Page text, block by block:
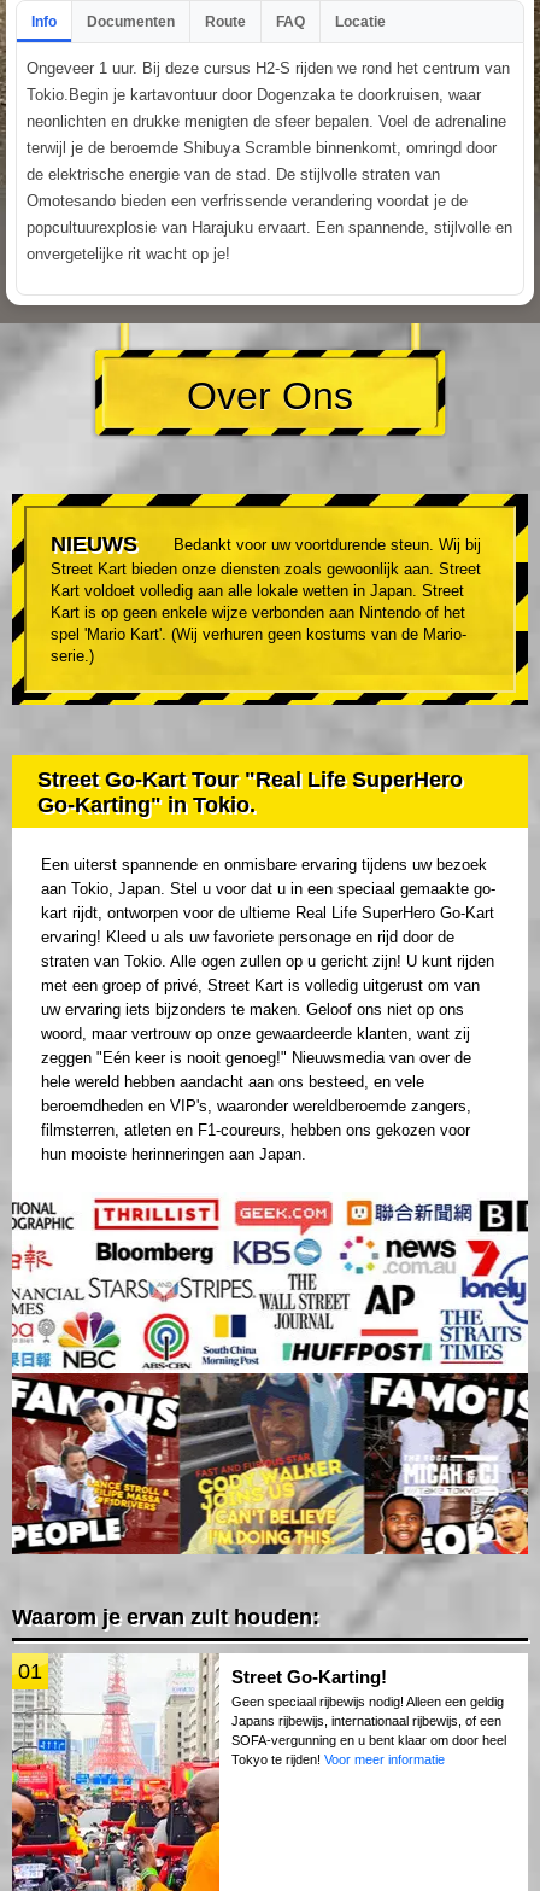
Info Documenten Route FAQ Locatie
Ongeveer 1 uur. Bij deze cursus H2-S rijden we rond het centrum van
Tokio.Begin je kartavontuur door Dogenzaka te doorkruisen, waar
neonlichten en drukke menigten de sfeer bepalen. Voel de adrenaline
terwijl je de beroemde Shibuya Scramble binnenkomt, omringd door
de elektrische energie van de stad. De stijlvolle straten van
Omotesando bieden een verfrissende verandering voordat je de
popcultuurexplosie van Harajuku ervaart. Een spannende, stijlvolle en
onvergetelijke rit wacht op je!
Over Ons
NIEUWS
Bedankt voor uw voortdurende steun. Wij bij
Street Kart bieden onze diensten zoals gewoonlijk aan. Street
Kart voldoet volledig aan alle lokale wetten in Japan. Street
Kart is op geen enkele wijze verbonden aan Nintendo of het
spel 'Mario Kart'. (Wij verhuren geen kostums van de Mario-
serie.)
Street Go-Kart Tour "Real Life SuperHero
Go-Karting" in Tokio.
Een uiterst spannende en onmisbare ervaring tijdens uw bezoek
aan Tokio, Japan. Stel u voor dat u in een speciaal gemaakte go-
kart rijdt, ontworpen voor de ultieme Real Life SuperHero Go-Kart
ervaring! Kleed u als uw favoriete personage en rijd door de
straten van Tokio. Alle ogen zullen op u gericht zijn! U kunt rijden
met een groep of privé, Street Kart is volledig uitgerust om van
uw ervaring iets bijzonders te maken. Geloof ons niet op ons
woord, maar vertrouw op onze gewaardeerde klanten, want zij
zeggen "Eén keer is nooit genoeg!" Nieuwsmedia van over de
hele wereld hebben aandacht aan ons besteed, en vele
beroemdheden en VIP's, waaronder wereldberoemde zangers,
filmsterren, atleten en F1-coureurs, hebben ons gekozen voor
hun mooiste herinneringen aan Japan.
Waarom je ervan zult houden:
01 Street Go-Karting!
Geen speciaal rijbewijs nodig! Alleen een geldig
Japans rijbewijs, internationaal rijbewijs, of een
SOFA-vergunning en u bent klaar om door heel
Tokyo te rijden! Voor meer informatie